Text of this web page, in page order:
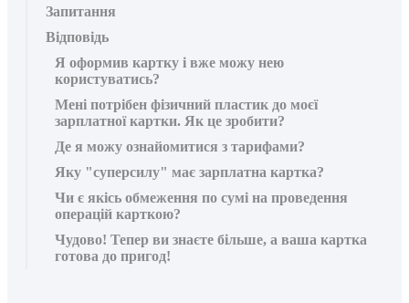
Запитання
Відповідь
Я оформив картку і вже можу нею
користуватись?
Мені потрібен фізичний пластик до моєї
зарплатної картки. Як це зробити?
Де я можу ознайомитися з тарифами?
Яку "суперсилу" має зарплатна картка?
Чи є якісь обмеження по сумі на проведення
операцій карткою?
Чудово! Тепер ви знаєте більше, а ваша картка
готова до пригод!